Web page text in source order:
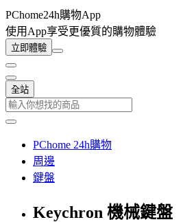
PChome24h購物App
使用App享受更優質的購物體驗
立即體驗
全站
PChome 24h購物
周邊
鍵盤
Keychron 機械鍵盤